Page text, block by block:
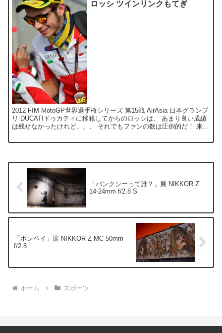
ロッシ ツインリンクもてぎ
2012 FIM MotoGP世界選手権シリーズ 第15戦 AirAsia 日本グランプ
リ DUCATIドゥカティに移籍してからのロッシは、 あまり良い成績
は残せなかったけれど、、、 それでもファンの数は圧倒的だ！ 来年
「バンクシーって誰？」展 NIKKOR Z
14-24mm f/2.8 S
「ポンペイ」展 NIKKOR Z MC 50mm
f/2.8
ホーム スポーツ